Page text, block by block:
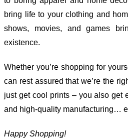
bring life to your clothing and
shows, movies, and games
existence.
Whether you’re shopping for
can rest assured that we’re the
just get cool prints – you also get
and high-quality manufacturing…
Happy Shopping!